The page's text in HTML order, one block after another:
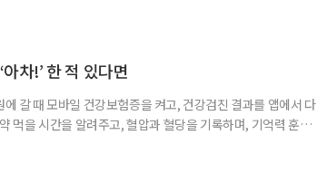
차!’ 한 적 있다면
갈 때 모바일 건강보험증을 켜고, 건강검진 결과를 앱에서 다
먹을 시간을 알려주고, 혈압과 혈당을 기록하며, 기억력 훈련